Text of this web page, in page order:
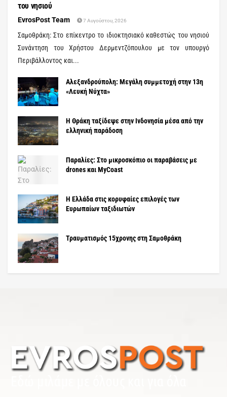
του νησιού
EvrosPost Team 7 Αυγούστου, 2026
Σαμοθράκη: Στο επίκεντρο το ιδιοκτησιακό καθεστώς του νησιού
Συνάντηση του Χρήστου Δερμεντζόπουλου με τον υπουργό
Περιβάλλοντος και...
Αλεξανδρούπολη: Μεγάλη συμμετοχή στην 13η
«Λευκή Νύχτα»
Η Θράκη ταξίδεψε στην Ινδονησία μέσα από την
ελληνική παράδοση
Παραλίες: Στο μικροσκόπιο οι παραβάσεις με
drones και MyCoast
Η Ελλάδα στις κορυφαίες επιλογές των
Ευρωπαίων ταξιδιωτών
Τραυματισμός 15χρονης στη Σαμοθράκη